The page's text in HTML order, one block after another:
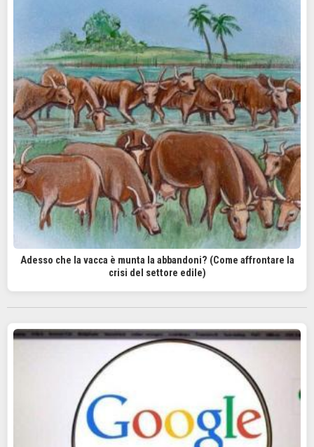
Adesso che la vacca è munta la abbandoni? (Come affrontare la
crisi del settore edile)